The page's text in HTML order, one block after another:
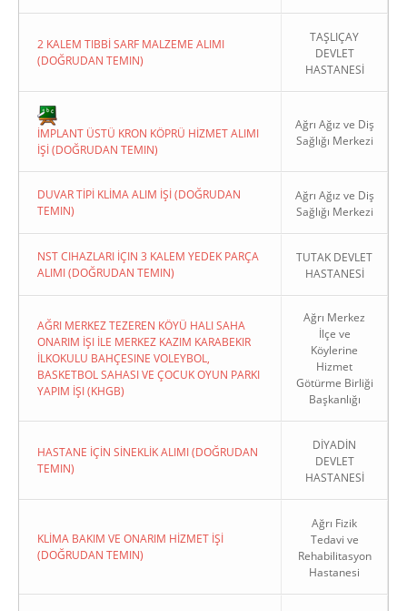
2 KALEM TIBBİ SARF MALZEME ALIMI
(DOĞRUDAN TEMIN)
TAŞLIÇAY
DEVLET
HASTANESİ
İMPLANT ÜSTÜ KRON KÖPRÜ HİZMET ALIMI
İŞİ (DOĞRUDAN TEMIN)
Ağrı Ağız ve Diş
Sağlığı Merkezi
DUVAR TİPİ KLİMA ALIM İŞİ (DOĞRUDAN
TEMIN)
Ağrı Ağız ve Diş
Sağlığı Merkezi
NST CIHAZLARI İÇIN 3 KALEM YEDEK PARÇA
ALIMI (DOĞRUDAN TEMIN)
TUTAK DEVLET
HASTANESİ
AĞRI MERKEZ TEZEREN KÖYÜ HALI SAHA
ONARIM İŞI İLE MERKEZ KAZIM KARABEKIR
İLKOKULU BAHÇESINE VOLEYBOL,
BASKETBOL SAHASI VE ÇOCUK OYUN PARKI
YAPIM İŞI (KHGB)
Ağrı Merkez
İlçe ve
Köylerine
Hizmet
Götürme Birliği
Başkanlığı
HASTANE İÇİN SİNEKLİK ALIMI (DOĞRUDAN
TEMIN)
DİYADİN
DEVLET
HASTANESİ
KLİMA BAKIM VE ONARIM HİZMET İŞİ
(DOĞRUDAN TEMIN)
Ağrı Fizik
Tedavi ve
Rehabilitasyon
Hastanesi